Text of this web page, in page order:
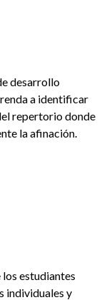
desarrollo
a identificar
repertorio donde
la afinación.
estudiantes
individuales y